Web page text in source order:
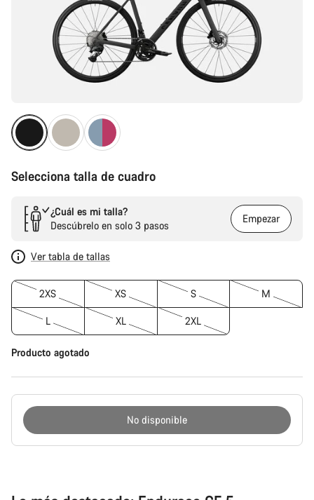
Selecciona talla de cuadro
¿Cuál es mi talla?
Descúbrelo en solo 3 pasos
Empezar
Ver tabla de tallas
2XS XS S M
L XL 2XL
Producto agotado
No disponible